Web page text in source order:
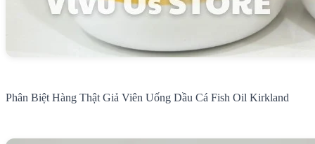
Phân Biệt Hàng Thật Giả Viên Uống Dầu Cá Fish Oil Kirkland